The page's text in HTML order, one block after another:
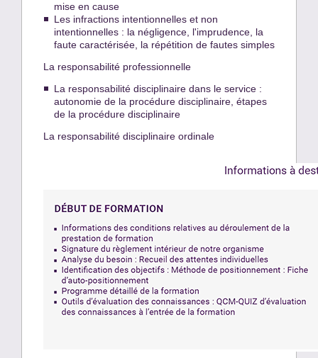
mise en cause
Les infractions intentionnelles et non
intentionnelles : la négligence, l'imprudence, la
faute caractérisée, la répétition de fautes simples
La responsabilité professionnelle
La responsabilité disciplinaire dans le service :
autonomie de la procédure disciplinaire, étapes
de la procédure disciplinaire
La responsabilité disciplinaire ordinale